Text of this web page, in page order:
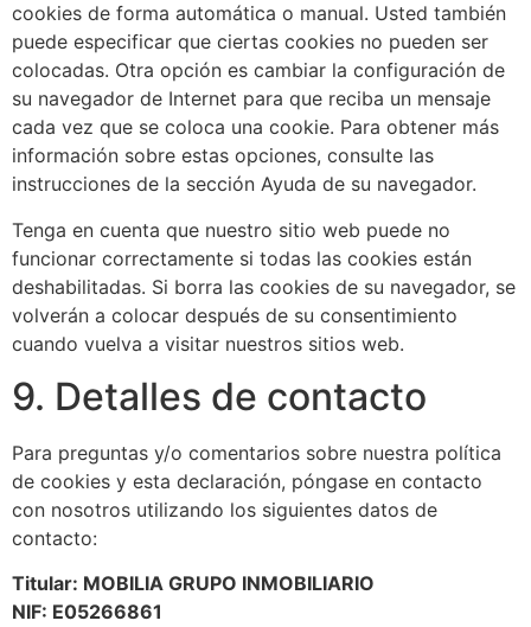
cookies de forma automática o manual. Usted también
puede especificar que ciertas cookies no pueden ser
colocadas. Otra opción es cambiar la configuración de
su navegador de Internet para que reciba un mensaje
cada vez que se coloca una cookie. Para obtener más
información sobre estas opciones, consulte las
instrucciones de la sección Ayuda de su navegador.
Tenga en cuenta que nuestro sitio web puede no
funcionar correctamente si todas las cookies están
deshabilitadas. Si borra las cookies de su navegador, se
volverán a colocar después de su consentimiento
cuando vuelva a visitar nuestros sitios web.
9. Detalles de contacto
Para preguntas y/o comentarios sobre nuestra política
de cookies y esta declaración, póngase en contacto
con nosotros utilizando los siguientes datos de
contacto:
Titular: MOBILIA GRUPO INMOBILIARIO
NIF: E05266861